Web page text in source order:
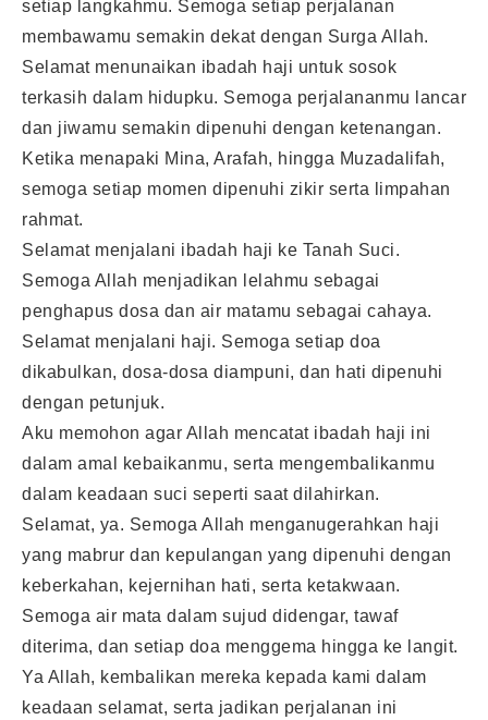
setiap langkahmu. Semoga setiap perjalanan
membawamu semakin dekat dengan Surga Allah.
Selamat menunaikan ibadah haji untuk sosok
terkasih dalam hidupku. Semoga perjalananmu lancar
dan jiwamu semakin dipenuhi dengan ketenangan.
Ketika menapaki Mina, Arafah, hingga Muzadalifah,
semoga setiap momen dipenuhi zikir serta limpahan
rahmat.
Selamat menjalani ibadah haji ke Tanah Suci.
Semoga Allah menjadikan lelahmu sebagai
penghapus dosa dan air matamu sebagai cahaya.
Selamat menjalani haji. Semoga setiap doa
dikabulkan, dosa-dosa diampuni, dan hati dipenuhi
dengan petunjuk.
Aku memohon agar Allah mencatat ibadah haji ini
dalam amal kebaikanmu, serta mengembalikanmu
dalam keadaan suci seperti saat dilahirkan.
Selamat, ya. Semoga Allah menganugerahkan haji
yang mabrur dan kepulangan yang dipenuhi dengan
keberkahan, kejernihan hati, serta ketakwaan.
Semoga air mata dalam sujud didengar, tawaf
diterima, dan setiap doa menggema hingga ke langit.
Ya Allah, kembalikan mereka kepada kami dalam
keadaan selamat, serta jadikan perjalanan ini